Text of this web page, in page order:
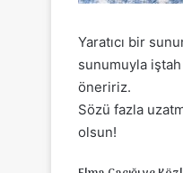
Yaratıcı bir
sunumuyla iştah
öneririz.
Sözü fazla
olsun!